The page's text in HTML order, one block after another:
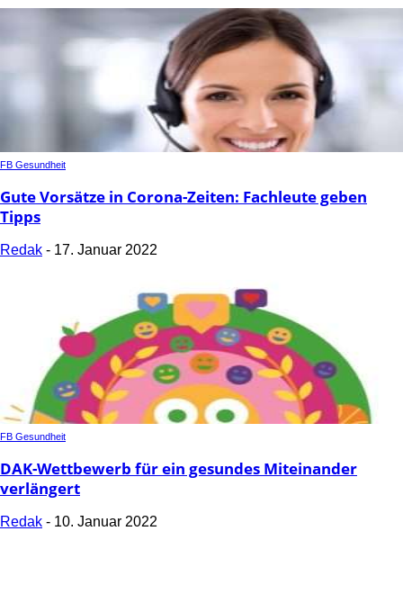
FB Gesundheit
Gute Vorsätze in Corona-Zeiten: Fachleute geben
Tipps
Redak - 17. Januar 2022
FB Gesundheit
DAK-Wettbewerb für ein gesundes Miteinander
verlängert
Redak - 10. Januar 2022